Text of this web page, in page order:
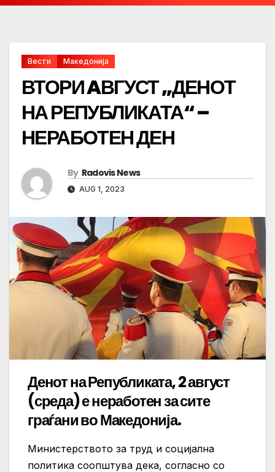
Вести Македонија
ВТОРИ AВГУСТ „ДЕНОТ
НА РЕПУБЛИКАТА“ –
НЕРАБОТЕН ДЕН
By Radovis News
AUG 1, 2023
Денот на Републиката, 2 август
(среда) е неработен за сите
граѓани во Македонија.
Министерството за труд и социјална
политика соопштува дека, согласно со